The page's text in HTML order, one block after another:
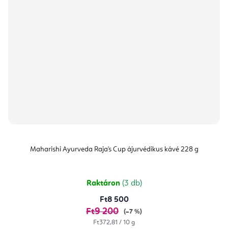
Maharishi Ayurveda Raja's Cup ájurvédikus kávé 228 g
Raktáron (3 db)
Ft8 500
Ft9 200
(–7 %)
Egységár:
Ft372,81 / 10 g